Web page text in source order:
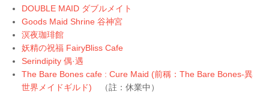
DOUBLE MAID ダブルメイト
Goods Maid Shrine 谷神宮
溟夜珈琲館
妖精の祝福 FairyBliss Cafe
Serindipity 偶·遇
The Bare Bones cafe : Cure Maid (前稱：The Bare Bones-異
世界メイドギルド)
（註：休業中）